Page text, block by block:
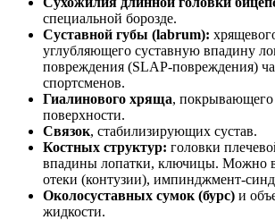
специальной борозде.
Суставной губы (labrum):
углубляющего суставную впадину
повреждения (SLAP-повреждения)
спортсменов.
Гиалинового хряща, покрывающего
поверхности.
Связок, стабилизирующих сустав.
Костных структур: головки
впадины лопатки, ключицы. Можно
отеки (контузии), импинджмент-
Околосуставных сумок (бурс) и
жидкости.